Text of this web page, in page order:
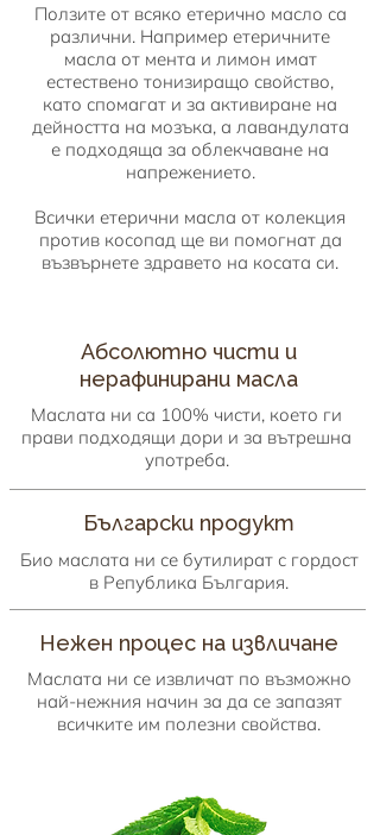
Ползите от всяко етерично масло са
различни. Например етеричните
масла от мента и лимон имат
естествено тонизиращо свойство,
като спомагат и за активиране на
дейността на мозъка, а лавандулата
е подходяща за облекчаване на
напрежението.
Всички етерични масла от колекция
против косопад ще ви помогнат да
възвърнете здравето на косата си.
Абсолютно чисти и
нерафинирани масла
Маслата ни са 100% чисти, което ги
прави подходящи дори и за вътрешна
употреба.
Български продукт
Био маслата ни се бутилират с гордост
в Република България.
Нежен процес на извличане
Маслата ни се извличат по възможно
най-нежния начин за да се запазят
всичките им полезни свойства.